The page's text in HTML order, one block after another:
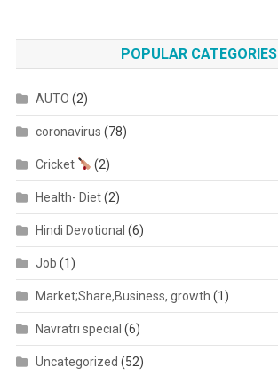
POPULAR CATEGORIES
AUTO (2)
coronavirus (78)
Cricket (2)
Health- Diet(2)
Hindi Devotional (6)
Job (1)
Market;Share,Business, growth (1)
Navratri special (6)
Uncategorized (52)